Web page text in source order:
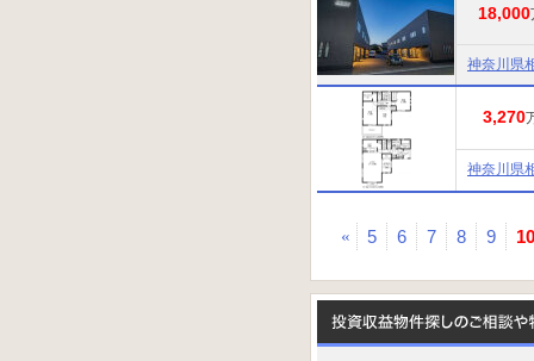
18,000
神奈川県
3,270
神奈川県
« 5 6 7 8 9 10